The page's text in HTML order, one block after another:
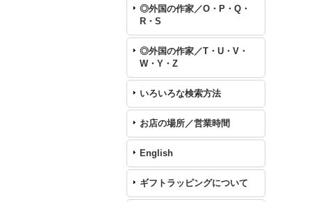
◎外国の作家／O・P・Q・
R・S
◎外国の作家／T・U・V・
W・Y・Z
いろいろな検索方法
お店の場所／営業時間
English
ギフトラッピングについて